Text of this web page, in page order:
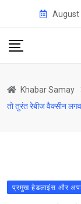
content
August
Khabar Samay
तो तुरंत रेबीज वैक्सीन
प्रमुख हेडलाइंस और